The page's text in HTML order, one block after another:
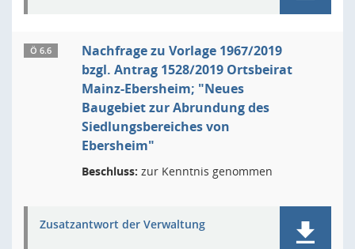
Ö 6.6
Nachfrage zu Vorlage 1967/2019
bzgl. Antrag 1528/2019 Ortsbeirat
Mainz-Ebersheim; "Neues
Baugebiet zur Abrundung des
Siedlungsbereiches von
Ebersheim"
Beschluss: zur Kenntnis genommen
Zusatzantwort der Verwaltung